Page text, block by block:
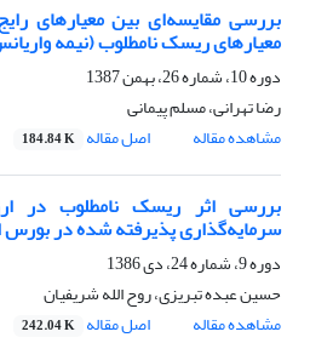
بررسی مقایسه‌ای بین معیارهای
معیارهای ریسک نامطلوب (نیمه
دوره 10، شماره 26، بهمن 1387
رضا تهرانی، مسلم پیمانی
مشاهده مقاله
اصل مقاله 184.84 K
بررسی اثر ریسک نامطلوب در
سرمایه‌گذاری پذیرفته شده در بورس
دوره 9، شماره 24، دی 1386
حسین عبده تبریزی، روح الله شریفیان
مشاهده مقاله
اصل مقاله 242.04 K